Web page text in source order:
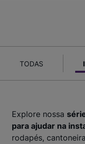
TODAS
Explore nossa
para ajudar na
rodapés,